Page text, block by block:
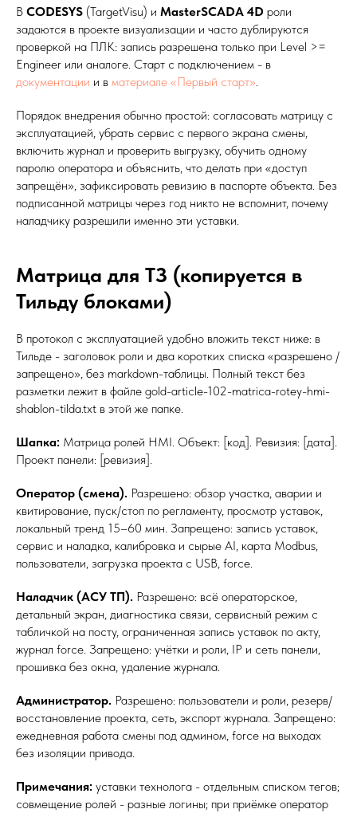
В CODESYS (TargetVisu) и MasterSCADA 4D роли
задаются в проекте визуализации и часто дублируются
проверкой на ПЛК: запись разрешена только при Level >=
Engineer или аналоге. Старт с подключением - в
документации и в материале «Первый старт».
Порядок внедрения обычно простой: согласовать матрицу с
эксплуатацией, убрать сервис с первого экрана смены,
включить журнал и проверить выгрузку, обучить одному
паролю оператора и объяснить, что делать при «доступ
запрещён», зафиксировать ревизию в паспорте объекта. Без
подписанной матрицы через год никто не вспомнит, почему
наладчику разрешили именно эти уставки.
Матрица для ТЗ (копируется в
Тильду блоками)
В протокол с эксплуатацией удобно вложить текст ниже: в
Тильде - заголовок роли и два коротких списка «разрешено /
запрещено», без markdown-таблицы. Полный текст без
разметки лежит в файле gold-article-102-matrica-rotey-hmi-
shablon-tilda.txt в этой же папке.
Шапка: Матрица ролей HMI. Объект: [код]. Ревизия: [дата].
Проект панели: [ревизия].
Оператор (смена). Разрешено: обзор участка, аварии и
квитирование, пуск/стоп по регламенту, просмотр уставок,
локальный тренд 15–60 мин. Запрещено: запись уставок,
сервис и наладка, калибровка и сырые AI, карта Modbus,
пользователи, загрузка проекта с USB, force.
Наладчик (АСУ ТП). Разрешено: всё операторское,
детальный экран, диагностика связи, сервисный режим с
табличкой на посту, ограниченная запись уставок по акту,
журнал force. Запрещено: учётки и роли, IP и сеть панели,
прошивка без окна, удаление журнала.
Администратор. Разрешено: пользователи и роли, резерв/
восстановление проекта, сеть, экспорт журнала. Запрещено:
ежедневная работа смены под админом, force на выходах
без изоляции привода.
Примечания: уставки технолога - отдельным списком тегов;
совмещение ролей - разные логины; при приёмке оператор